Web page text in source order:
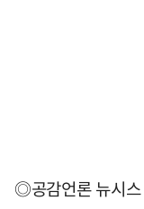
◎공감언론 뉴시스